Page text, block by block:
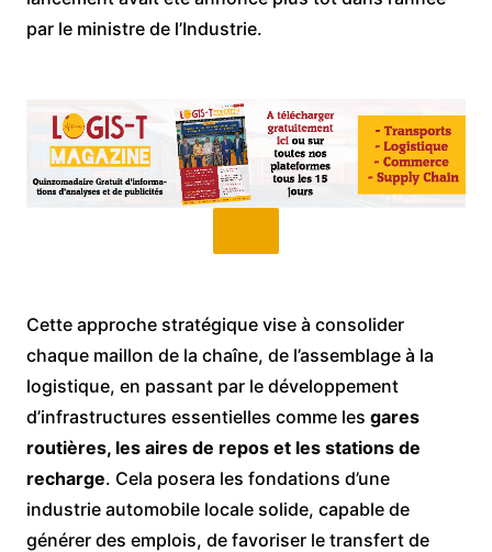
par le ministre de l’Industrie.
Cette approche stratégique vise à consolider
chaque maillon de la chaîne, de l’assemblage à la
logistique, en passant par le développement
d’infrastructures essentielles comme les gares
routières, les aires de repos et les stations de
recharge. Cela posera les fondations d’une
industrie automobile locale solide, capable de
générer des emplois, de favoriser le transfert de